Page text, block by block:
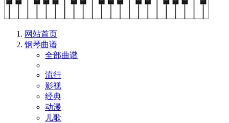
网站首页
钢琴曲谱
全部曲谱
流行
影视
经典
动漫
儿歌